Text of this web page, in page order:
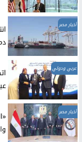
أخبار مصر
عربي ودولي
أخبار مصر